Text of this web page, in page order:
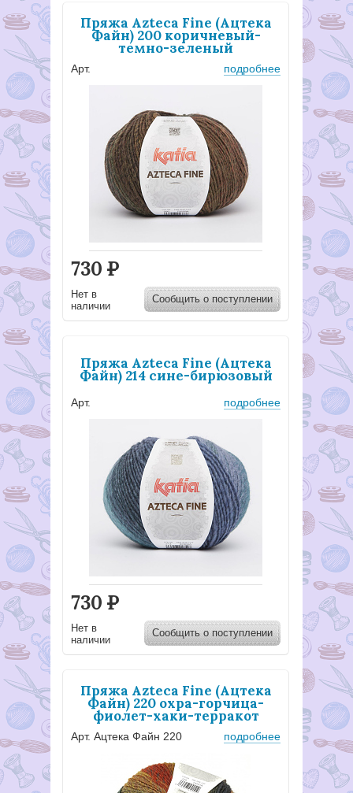
Пряжа Azteca Fine (Ацтека
Файн) 200 коричневый-
темно-зеленый
Арт. подробнее
730 Р
Нет в
наличии
Сообщить о поступлении
Пряжа Azteca Fine (Ацтека
Файн) 214 сине-бирюзовый
Арт. подробнее
730 Р
Нет в
наличии
Сообщить о поступлении
Пряжа Azteca Fine (Ацтека
Файн) 220 охра-горчица-
фиолет-хаки-терракот
Арт. Ацтека Файн 220 подробнее